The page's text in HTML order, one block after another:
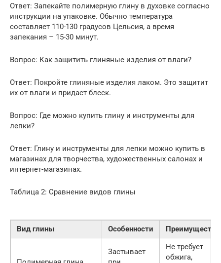
Ответ: Запекайте полимерную глину в духовке согласно
инструкции на упаковке. Обычно температура
составляет 110-130 градусов Цельсия, а время
запекания – 15-30 минут.
Вопрос: Как защитить глиняные изделия от влаги?
Ответ: Покройте глиняные изделия лаком. Это защитит
их от влаги и придаст блеск.
Вопрос: Где можно купить глину и инструменты для
лепки?
Ответ: Глину и инструменты для лепки можно купить в
магазинах для творчества, художественных салонах и
интернет-магазинах.
Таблица 2: Сравнение видов глины
Вид глины Особенности Преимущества
Застывает
Не требует
обжига,